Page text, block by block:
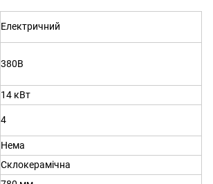
Електричний
380В
14 кВт
4
Нема
Склокерамічна